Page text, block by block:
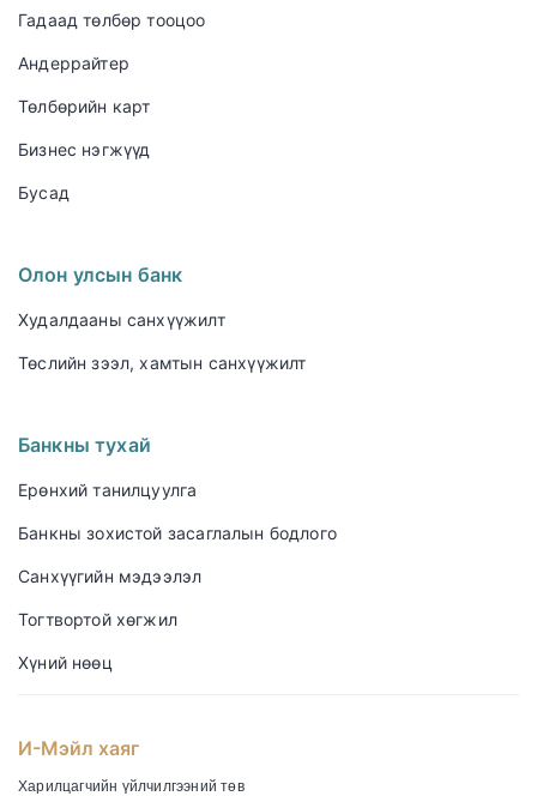
Гадаад төлбөр тооцоо
Андеррайтер
Төлбөрийн карт
Бизнес нэгжүүд
Бусад
Олон улсын банк
Худалдааны санхүүжилт
Төслийн зээл, хамтын санхүүжилт
Банкны тухай
Ерөнхий танилцуулга
Банкны зохистой засаглалын бодлого
Санхүүгийн мэдээлэл
Тогтвортой хөгжил
Хүний нөөц
И-Мэйл хаяг
Харилцагчийн үйлчилгээний төв